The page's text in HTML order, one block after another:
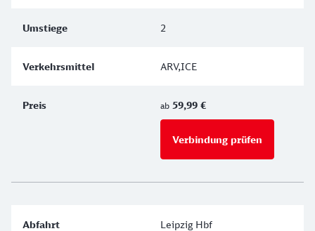
2
ARV,ICE
ab 59,99 €
Verbindung prüfen
Leipzig Hbf